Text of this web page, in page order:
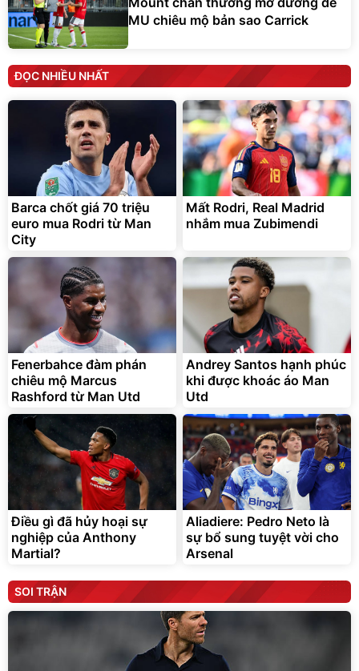
MU chiêu mộ bản sao Carrick
ĐỌC NHIỀU NHẤT
Barca chốt giá 70 triệu
euro mua Rodri từ Man
City
Mất Rodri, Real Madrid
nhắm mua Zubimendi
Fenerbahce đàm phán
chiêu mộ Marcus
Rashford từ Man Utd
Andrey Santos hạnh phúc
khi được khoác áo Man
Utd
Điều gì đã hủy hoại sự
nghiệp của Anthony
Martial?
Aliadiere: Pedro Neto là
sự bổ sung tuyệt vời cho
Arsenal
SOI TRẬN